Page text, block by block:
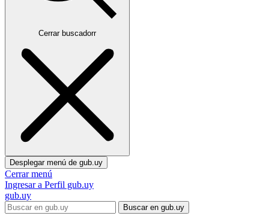
Cerrar buscadorr
Desplegar menú de gub.uy
Cerrar menú
Ingresar a Perfil gub.uy
gub.uy
Buscar en gub.uy